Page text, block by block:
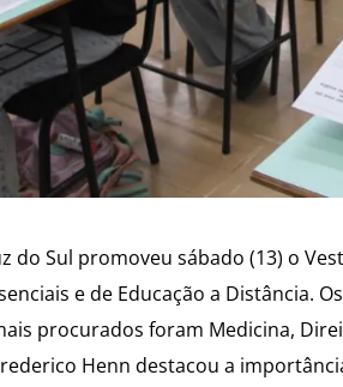
do Sul promoveu sábado (13) o
e de Educação a Distância.
procurados foram Medicina,
Henn destacou a